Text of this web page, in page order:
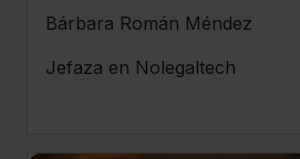
Bárbara Román Méndez
Jefaza en Nolegaltech